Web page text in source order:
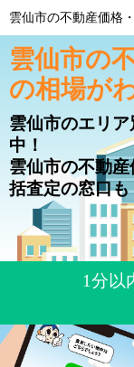
雲仙市の不動産価格
雲仙市の
の相場が
雲仙市のエリ
中！
雲仙市の不動
括査定の窓口も
1分以